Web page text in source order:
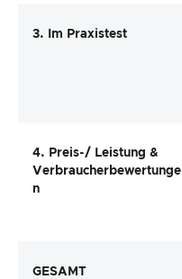
3. Im Praxistest
4. Preis-/ Leistung &
Verbraucherbewertunge
n
GESAMT